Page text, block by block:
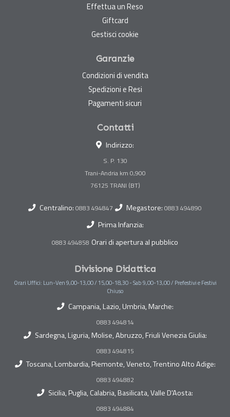
Effettua un Reso
Giftcard
Gestisci cookie
Garanzie
Condizioni di vendita
Spedizioni e Resi
Pagamenti sicuri
Contatti
Indirizzo:
S. P. 130
Trani-Andria km 0,900
Centralino: 0883 494847 Megastore: 0883 494890
Prima Infanzia:
0883 494858 Orari di apertura al pubblico
Divisione Didattica
Orari Uffici: Lun-Ven 9,00-13,00 / 15,00-18,30 - Sab 9,00-13,00 / Prefestivi e Festivi
Chiuso
Campania, Lazio, Umbria, Marche:
0883 494814
Sardegna, Liguria, Molise, Abruzzo, Friuli Venezia Giulia:
0883 494815
Toscana, Lombardia, Piemonte, Veneto, Trentino Alto Adige:
0883 494882
Sicilia, Puglia, Calabria, Basilicata, Valle D'Aosta:
0883 494884